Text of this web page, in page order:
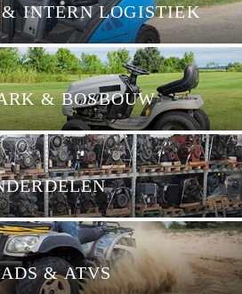
& INTERN LOGISTIEK
& BOSBOUW
& ATVS